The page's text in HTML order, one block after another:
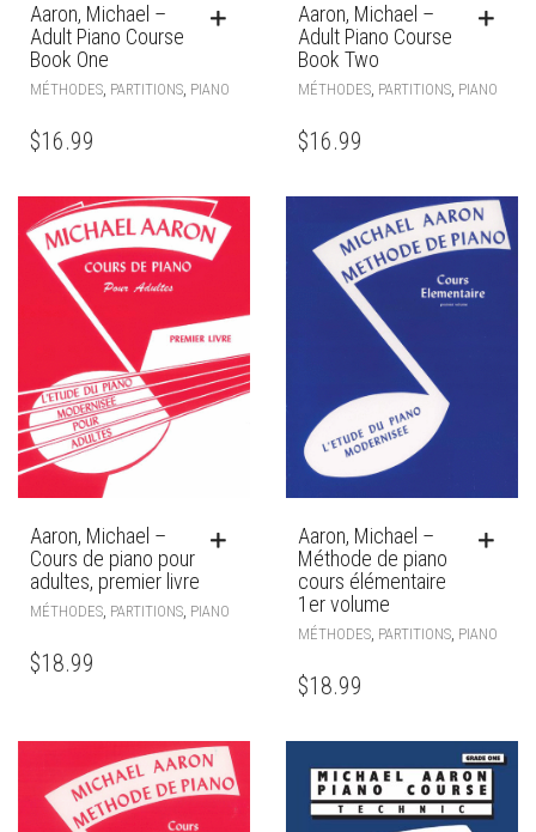
Aaron, Michael –
Adult Piano Course
Book One
MÉTHODES PARTITIONS PIANO
$16.99
Aaron, Michael –
Adult Piano Course
Book Two
MÉTHODES PARTITIONS PIANO
$16.99
Aaron, Michael –
Cours de piano pour
adultes, premier livre
MÉTHODES, PARTITIONS, PIANO
$18.99
Aaron, Michael –
Méthode de piano
cours élémentaire
1er volume
MÉTHODES, PARTITIONS, PIANO
$18.99